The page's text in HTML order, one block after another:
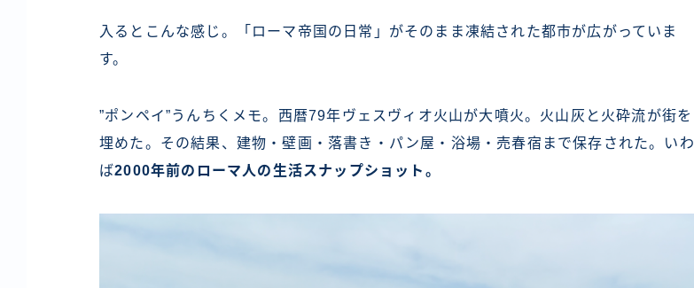
入るとこんな感じ。「ローマ帝国の日常」がそのまま凍結された都市が広がっていま
す。
”ポンペイ”うんちくメモ。西暦79年ヴェスヴィオ火山が大噴火。火山灰と火砕流が街を
埋めた。その結果、建物・壁画・落書き・パン屋・浴場・売春宿まで保存された。いわ
ば2000年前のローマ人の生活スナップショット。